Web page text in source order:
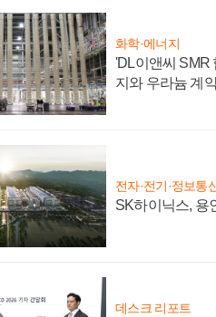
화학·에너지
'DL이앤씨 SMR
지와 우라늄 계
전자·전기·정보통
SK하이닉스, 용
데스크 리포트